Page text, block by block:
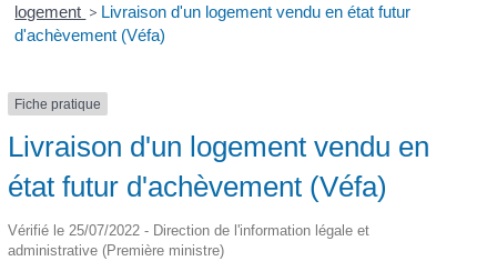
logement > Livraison d'un logement vendu en état futur
d'achèvement (Véfa)
Fiche pratique
Livraison d'un logement vendu en
état futur d'achèvement (Véfa)
Vérifié le 25/07/2022 - Direction de l'information légale et
administrative (Première ministre)